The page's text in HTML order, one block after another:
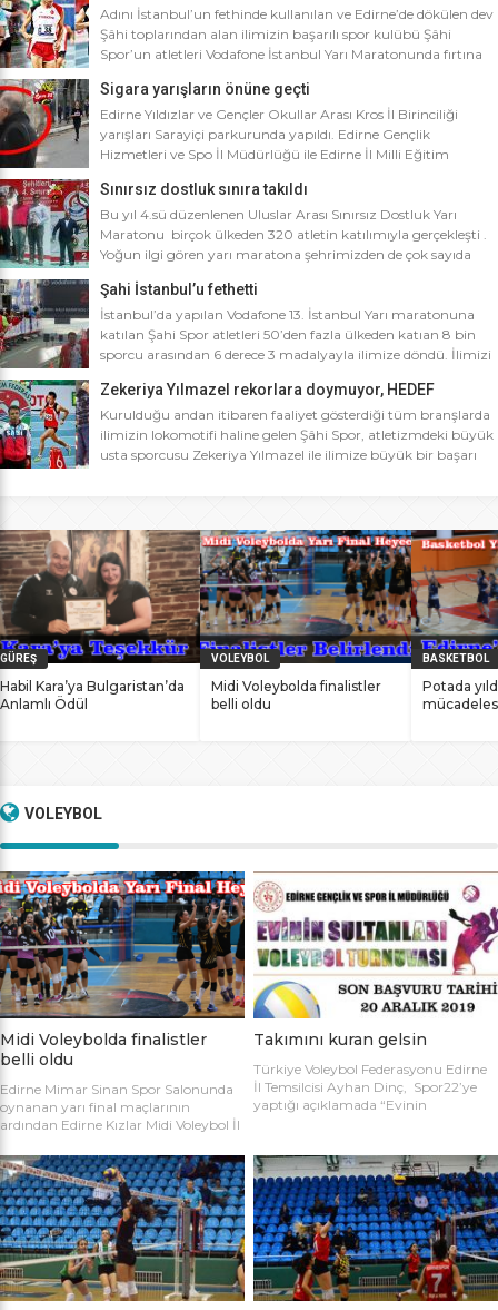
Adını İstanbul’un fethinde kullanılan ve Edirne’de dökülen dev
Şâhi toplarından alan ilimizin başarılı spor kulübü Şâhi
Spor’un atletleri Vodafone İstanbul Yarı Maratonunda fırtına
Vodafone İstanbul Yarı Maratonu’na ilimizden Şâhi Spor 5
sporcusuyla katıldı. Vodafone İstanbul Yarı Maratonu 10 bin
metre yarışına toplamda 4 bin […]
Sigara yarışların önüne geçti
Edirne Yıldızlar ve Gençler Okullar Arası Kros İl Birinciliği
yarışları Sarayiçi parkurunda yapıldı. Edirne Gençlik
Hizmetleri ve Spo İl Müdürlüğü ile Edirne İl Milli Eğitim
Birinciliği yarışları Sarayiçi parkurunda yapıldı. Oldukça soğuk
ve yağmurlu bir havada düzenlenen yarışlara katılımın
yoğun olması atletizm adına sevindirici bulunurken Atletizm
Federasyonu İl […]
Sınırsız dostluk sınıra takıldı
Bu yıl 4.sü düzenlenen Uluslar Arası Sınırsız Dostluk Yarı
Maratonu birçok ülkeden 320 atletin katılımıyla gerçekleşti .
Yoğun ilgi gören yarı maratona şehrimizden de çok sayıda
Ali Soydan tarafından yeni kurulmasına rağmen bir çok
branşta başarıdan başarıya koşan Edirne Al Kan Spor Kulübü
de […]
Şahi İstanbul’u fethetti
İstanbul’da yapılan Vodafone 13. İstanbul Yarı maratonuna
katılan Şahi Spor atletleri 50’den fazla ülkeden katıan 8 bin
sporcu arasından 6 derece 3 madalyayla ilimize döndü. İlimizi
spor, başarılarına bir yensini ekledi. İstanbul’da yapılan ve
50’yi aşkın ülkeden 8 bin sporcunun katıldığı Vodafone 13.
İstanbul Yarı Maratonuna katılan […]
Zekeriya Yılmazel rekorlara doymuyor, HEDEF
OLİMPİYAT ŞAMPİYONLUĞU
Kurulduğu andan itibaren faaliyet gösterdiği tüm branşlarda
ilimizin lokomotifi haline gelen Şâhi Spor, atletizmdeki büyük
usta sporcusu Zekeriya Yılmazel ile ilimize büyük bir başarı
başarılarına yenilerini ekledi. İstanbul Ataköy’de 11-12 Mart
2017 tarihlerinde düzenlenen Masterlar […]
GÜREŞ
Habil Kara’ya Bulgaristan’da
Anlamlı Ödül
VOLEYBOL
Midi Voleybolda finalistler
belli oldu
BASKETBOL
Potada
VOLEYBOL
Midi Voleybolda finalistler
belli oldu
Edirne Mimar Sinan Spor Salonunda
oynanan yarı final maçlarının
ardından Edirne Kızlar Midi Voleybol İl
oynamaya hak kazanan takımlar
belirlendi. İlk oynanan yarı final
maçında Atletik Trakya takımını 25-
17, 25-7 ve 25-20’lik setlerle 3-0
mağlup eden Keşan Yıldızı takımı
finale adını ilk yazdıran takım oldu.
Oynanan ikinci maçta Avrupa
Yıldızları ile Kırcasalih […]
Takımını kuran gelsin
Türkiye Voleybol Federasyonu Edirne
İl Temsilcisi Ayhan Dinç, Spor22’ye
yaptığı açıklamada “Evinin
Temsilciliği olarak “Evinin Sultanları”
ismiyle Kadın Voleybol Turnuvası
organize ediliyor. 18 yaşını doldurmuş
tüm kadınların katılımına açık olan
turnuvaya katılım için takım
kaptanlarının sporcu listesini sağlık
raporlarıyla(sağlık ocağından
alınması yeterli) birlikte Gençlik Spor
İl […]